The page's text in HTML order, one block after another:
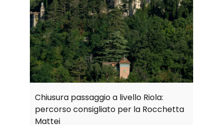
Chiusura passaggio a livello Riola:
percorso consigliato per la Rocchetta
Mattei